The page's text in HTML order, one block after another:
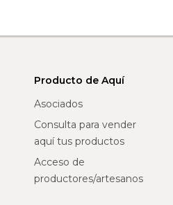
Producto de Aquí
Asociados
Consulta para vender
aquí tus productos
Acceso de
productores/artesanos